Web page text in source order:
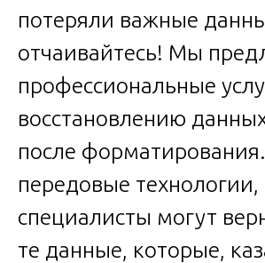
потеряли важные
отчаивайтесь! Мы
профессиональные
восстановлению данных
после
передовые
специалисты могут
те данные, которые,